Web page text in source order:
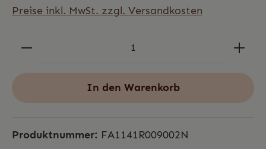
Preise inkl. MwSt. zzgl. Versandkosten
In den Warenkorb
Produktnummer: FA1141R009002N